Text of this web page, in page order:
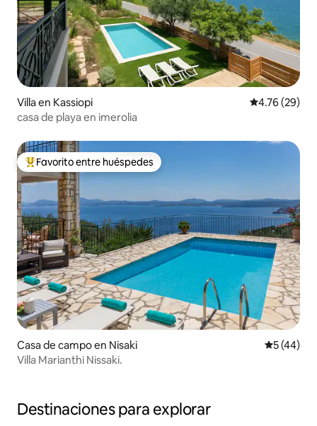
Villa en Kassiopi Calificación
4.76 (29)
casa de playa en imerolia
Favorito entre huéspedes preferido
Favorito entre huéspedes
Casa de campo en Nisaki
5 (44)
Villa Marianthi Nissaki.
Destinaciones para explorar